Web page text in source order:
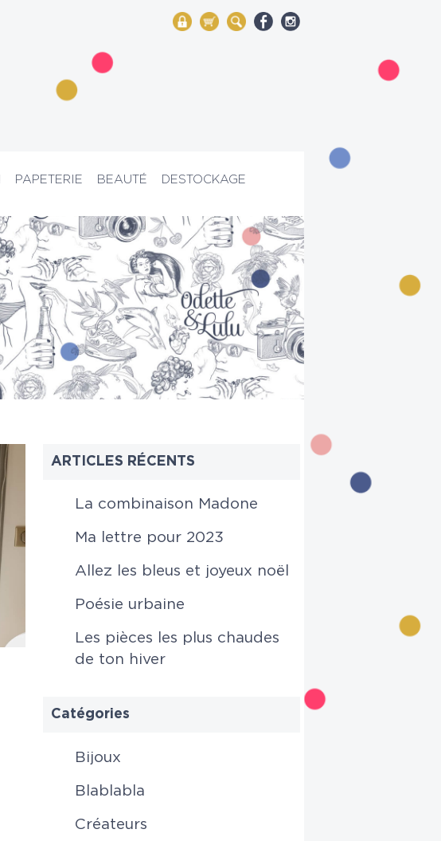
My Account
Mon panier
Rechercher
PAPETERIE BEAUTÉ DESTOCKAGE
ARTICLES RÉCENTS
La combinaison Madone
Ma lettre pour 2023
Allez les bleus et joyeux noël
Poésie urbaine
Les pièces les plus chaudes
de ton hiver
Catégories
Bijoux
Blablabla
Créateurs